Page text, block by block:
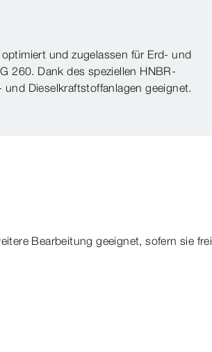
und zugelassen für Erd- und
260. Dank des speziellen HNBR-
Dieselkraftstoffanlagen geeignet.
Bearbeitung geeignet, sofern sie